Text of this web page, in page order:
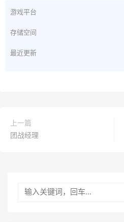
游戏平台
存储空间
最近更新
上一篇
团战经理